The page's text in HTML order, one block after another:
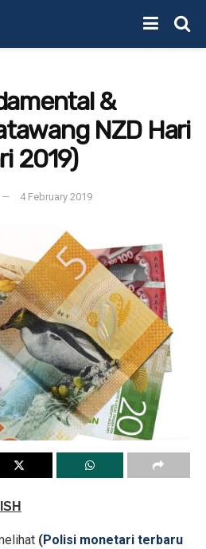
&
NZD Hari
2019)
4 February 2019
(Polisi monetari terbaru